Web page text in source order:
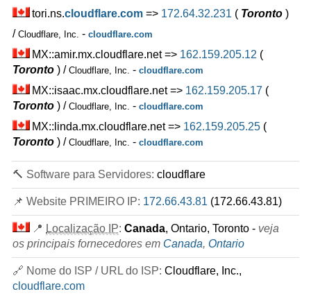
tori.ns.cloudflare.com => 172.64.32.231 ( Toronto )
/ Cloudflare, Inc. - cloudflare.com
MX::amir.mx.cloudflare.net => 162.159.205.12 (
Toronto ) / Cloudflare, Inc. - cloudflare.com
MX::isaac.mx.cloudflare.net => 162.159.205.17 (
Toronto ) / Cloudflare, Inc. - cloudflare.com
MX::linda.mx.cloudflare.net => 162.159.205.25 (
Toronto ) / Cloudflare, Inc. - cloudflare.com
🔨 Software para Servidores: cloudflare
📌 Website PRIMEIRO IP: 172.66.43.81 (172.66.43.81)
📍 Localização IP: Canada, Ontario, Toronto - veja
os principais fornecedores em Canada, Ontario
🔗 Nome do ISP / URL do ISP: Cloudflare, Inc.,
cloudflare.com